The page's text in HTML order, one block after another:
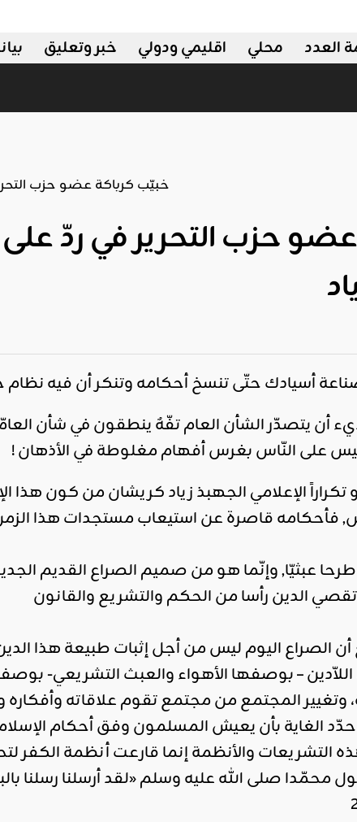
خبر وتعليق اقليمي ودولي محلي العدد
حزب التحرير في ردّ
أسيادك حتّى تنسخ أحكامه وتنكر أن فيه
أن يتصدّر الشأن العام تفّهٌ ينطقون في شأن
على النّاس بغرس أفهام مغلوطة في الأذهان !
فأحكامه قاصرة عن استيعاب مستجدات هذا
عبثيّا, وإنّما هو من صميم الصراع القديم
تقصي الدين رأسا من الحكم والتشريع والقانون
الصراع اليوم ليس من أجل إثبات طبيعة هذا
اللاّدين – بوصفها الأهواء والعبث التشريعي-
وتغيير المجتمع من مجتمع تقوم علاقاته
حدّد الغاية بأن يعيش المسلمون وفق أحكام
هذه التشريعات والأنظمة إنما قارعت أنظمة
محمّدا صلى الله عليه وسلم «لقد أرسلنا رسلنا